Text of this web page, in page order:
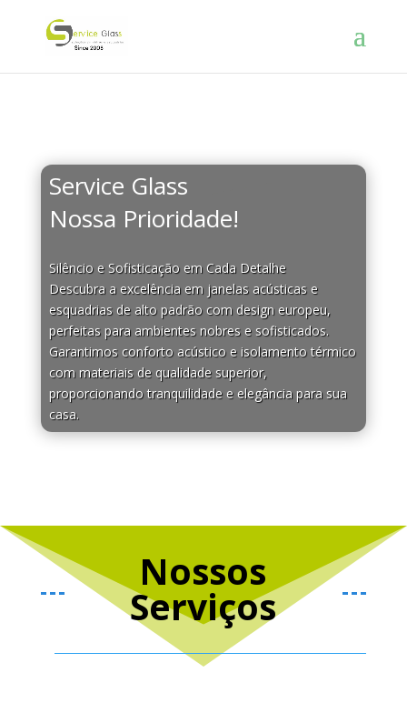
Service Glass
Nossa Prioridade!
Silêncio e Sofisticação em Cada Detalhe
Descubra a excelência em janelas acústicas e
esquadrias de alto padrão com design europeu,
perfeitas para ambientes nobres e sofisticados.
Garantimos conforto acústico e isolamento térmico
com materiais de qualidade superior,
proporcionando tranquilidade e elegância para sua
casa.
Nossos
Serviços